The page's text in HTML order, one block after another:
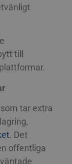
till
tar extra
. Det
offentliga